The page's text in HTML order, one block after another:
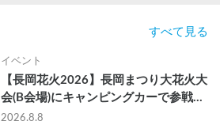
すべて見る
イベント
【長岡花火2026】長岡まつり大花火大
会(B会場)にキャンピングカーで参戦し
て、長岡駅前で車中泊してきた
2026.8.8